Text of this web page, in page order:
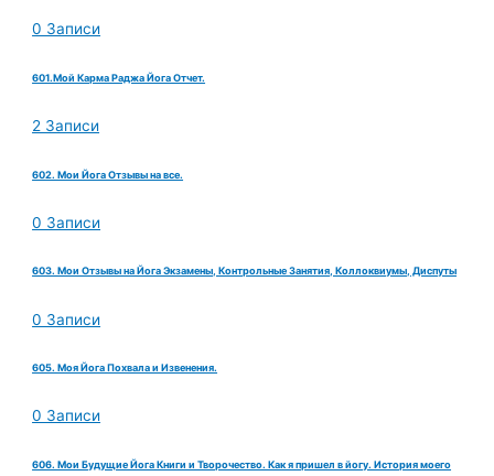
0 Записи
601.Мой Карма Раджа Йога Отчет.
2 Записи
602. Мои Йога Отзывы на все.
0 Записи
603. Мои Отзывы на Йога Экзамены, Контрольные Занятия, Коллоквиумы, Диспуты
0 Записи
605. Моя Йога Похвала и Извенения.
0 Записи
606. Мои Будущие Йога Книги и Творочество. Как я пришел в йогу. История моего